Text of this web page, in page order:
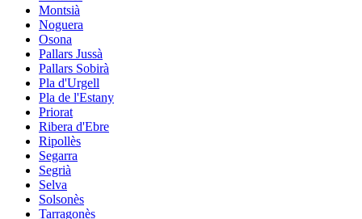
Montsià
Noguera
Osona
Pallars Jussà
Pallars Sobirà
Pla d'Urgell
Pla de l'Estany
Priorat
Ribera d'Ebre
Ripollès
Segarra
Segrià
Selva
Solsonès
Tarragonès